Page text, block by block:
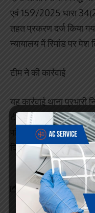
एवं 159/2025 धारा
तहत प्रकरण दर्ज किया
न्यायालय में रिमांड पर पेश
टीम ने की कार्रवाई
यह कार्रवाई थाना
टीम में प्र.आर. परमानंद
पांडे, कमलेश धारिया,
दिनेश शामिल रहे।